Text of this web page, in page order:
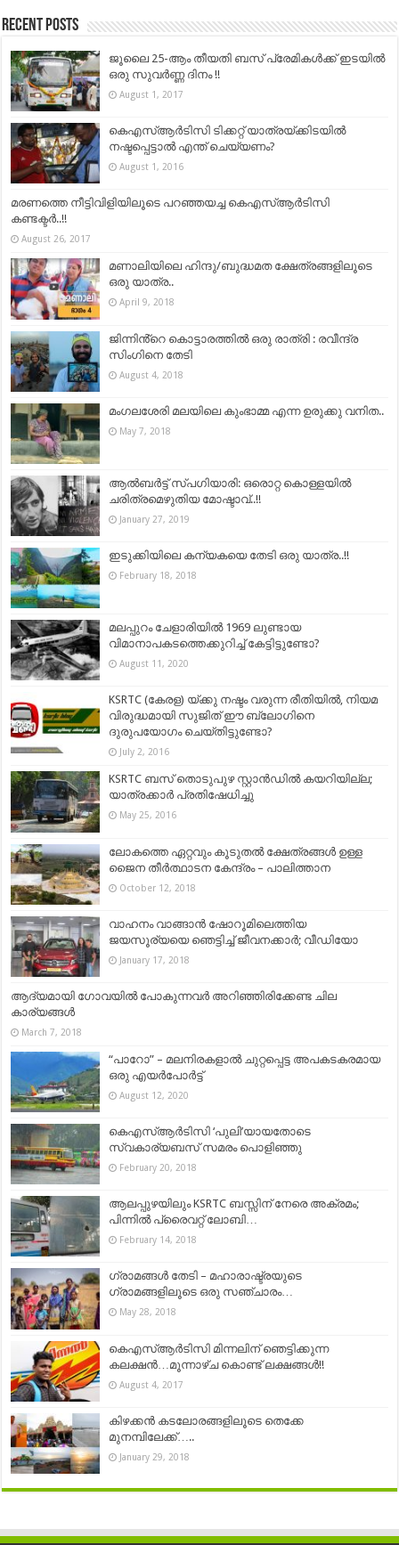
Recent Posts
ജൂലൈ 25-ആം തീയതി ബസ് പ്രേമികൾക്ക് ഇടയിൽ
ഒരു സുവർണ്ണ ദിനം !!
August 1, 2017
കെഎസ്ആര്‍ടിസി ടിക്കറ്റ് യാത്രയ്ക്കിടയിൽ
നഷ്ടപ്പെട്ടാൽ എന്ത് ചെയ്യണം?
August 1, 2016
മരണത്തെ നീട്ടിവിളിയിലൂടെ പറഞ്ഞയച്ച കെഎസ്ആര്‍ടിസി
കണ്ടക്ടര്‍..!!
August 26, 2017
മണാലിയിലെ ഹിന്ദു/ബുദ്ധമത ക്ഷേത്രങ്ങളിലൂടെ
ഒരു യാത്ര..
April 9, 2018
ജിന്നിൻ്റെ കൊട്ടാരത്തിൽ ഒരു രാത്രി : രവീന്ദ്ര
സിംഗിനെ തേടി
August 4, 2018
മംഗലശേരി മലയിലെ കുംഭാമ്മ എന്ന ഉരുക്കു വനിത..
May 7, 2018
ആല്‍ബര്‍ട്ട് സ്പഗിയാരി: ഒരൊറ്റ കൊള്ളയിൽ
ചരിത്രമെഴുതിയ മോഷ്ടാവ്..!!
January 27, 2019
ഇടുക്കിയിലെ കന്യകയെ തേടി ഒരു യാത്ര..!!
February 18, 2018
മലപ്പുറം ചേളാരിയിൽ 1969 ലുണ്ടായ
വിമാനാപകടത്തെക്കുറിച്ച് കേട്ടിട്ടുണ്ടോ?
August 11, 2020
KSRTC (കേരള) യ്ക്കു നഷ്ടം വരുന്ന രീതിയിൽ, നിയമ
വിരുദ്ധമായി സുജിത് ഈ ബ്ലോഗിനെ
ദുരുപയോഗം ചെയ്തിട്ടുണ്ടോ?
July 2, 2016
KSRTC ബസ് തൊടുപുഴ സ്റ്റാന്‍ഡില്‍ കയറിയില്ല;
യാത്രക്കാര്‍ പ്രതിഷേധിച്ചു
May 25, 2016
ലോകത്തെ ഏറ്റവും കൂടുതൽ ക്ഷേത്രങ്ങൾ ഉള്ള
ജൈന തീർത്ഥാടന കേന്ദ്രം – പാലിത്താന
October 12, 2018
വാഹനം വാങ്ങാന്‍ ഷോറൂമിലെത്തിയ
ജയസൂര്യയെ ഞെട്ടിച്ച് ജീവനക്കാര്‍; വീഡിയോ
January 17, 2018
ആദ്യമായി ഗോവയില്‍ പോകുന്നവർ അറിഞ്ഞിരിക്കേണ്ട ചില
കാര്യങ്ങള്‍
March 7, 2018
“പാറോ” – മലനിരകളാൽ ചുറ്റപ്പെട്ട അപകടകരമായ
ഒരു എയർപോർട്ട്
August 12, 2020
കെഎസ്ആര്‍ടിസി ‘പുലി’യായതോടെ
സ്വകാര്യബസ് സമരം പൊളിഞ്ഞു
February 20, 2018
ആലപ്പുഴയിലും KSRTC ബസ്സിന് നേരെ അക്രമം;
പിന്നില്‍ പ്രൈവറ്റ് ലോബി…
February 14, 2018
ഗ്രാമങ്ങൾ തേടി – മഹാരാഷ്ട്രയുടെ
ഗ്രാമങ്ങളിലൂടെ ഒരു സഞ്ചാരം…
May 28, 2018
കെഎസ്ആര്‍ടിസി മിന്നലിന് ഞെട്ടിക്കുന്ന
കലക്ഷന്‍…മൂന്നാഴ്ച കൊണ്ട് ലക്ഷങ്ങള്‍!!
August 4, 2017
കിഴക്കൻ കടലോരങ്ങളിലൂടെ തെക്കേ
മുനമ്പിലേക്ക്…..
January 29, 2018